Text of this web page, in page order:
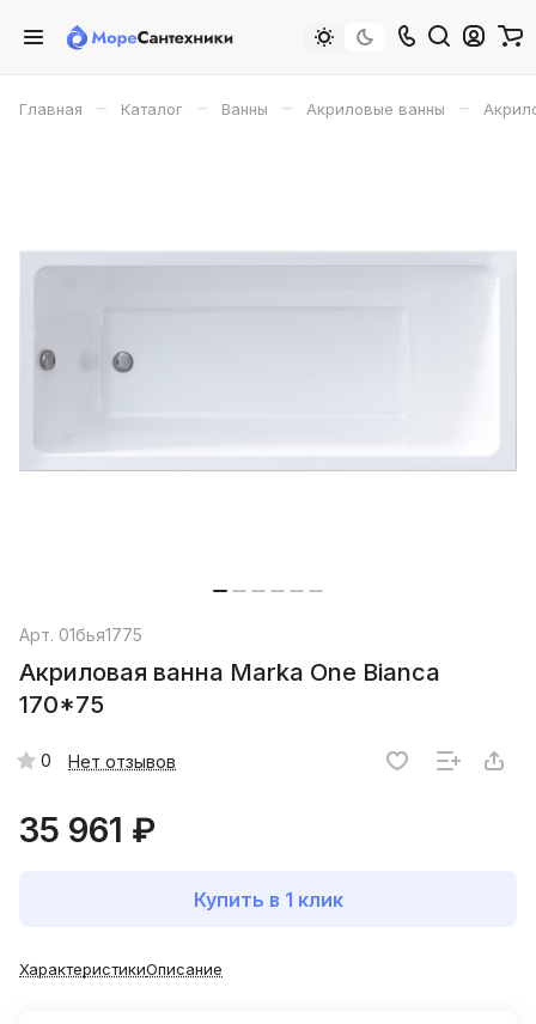
Главная – Каталог – Ванны – Акриловые ванны –
Арт. 01бья1775
Акриловая ванна Marka One Bianca
170*75
0 Нет отзывов
35 961 ₽
Купить в 1 клик
ХарактеристикиОписание